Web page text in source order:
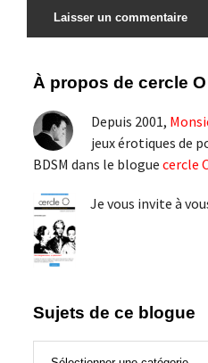
Barre
latérale
principale
À propos de cercle O
Depuis 2001,
jeux érotiques de
BDSM dans le blogue cercle
Je vous invite à
Sujets de ce blogue